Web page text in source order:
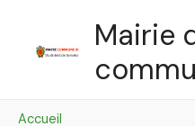
content
Mairie
Accueil